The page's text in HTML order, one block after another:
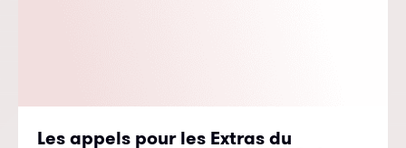
Les appels pour les Extras du